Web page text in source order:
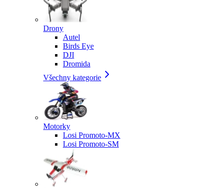
Drony
Autel
Birds Eye
DJI
Dromida
Všechny kategorie
Motorky
Losi Promoto-MX
Losi Promoto-SM